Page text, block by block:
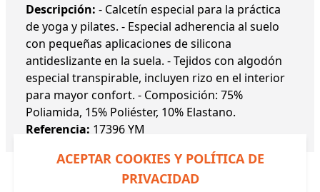
Descripción: - Calcetín especial para la práctica
de yoga y pilates. - Especial adherencia al suelo
con pequeñas aplicaciones de silicona
antideslizante en la suela. - Tejidos con algodón
especial transpirable, incluyen rizo en el interior
para mayor confort. - Composición: 75%
Poliamida, 15% Poliéster, 10% Elastano.
Referencia: 17396 YM
ACEPTAR COOKIES Y POLÍTICA DE
PRIVACIDAD